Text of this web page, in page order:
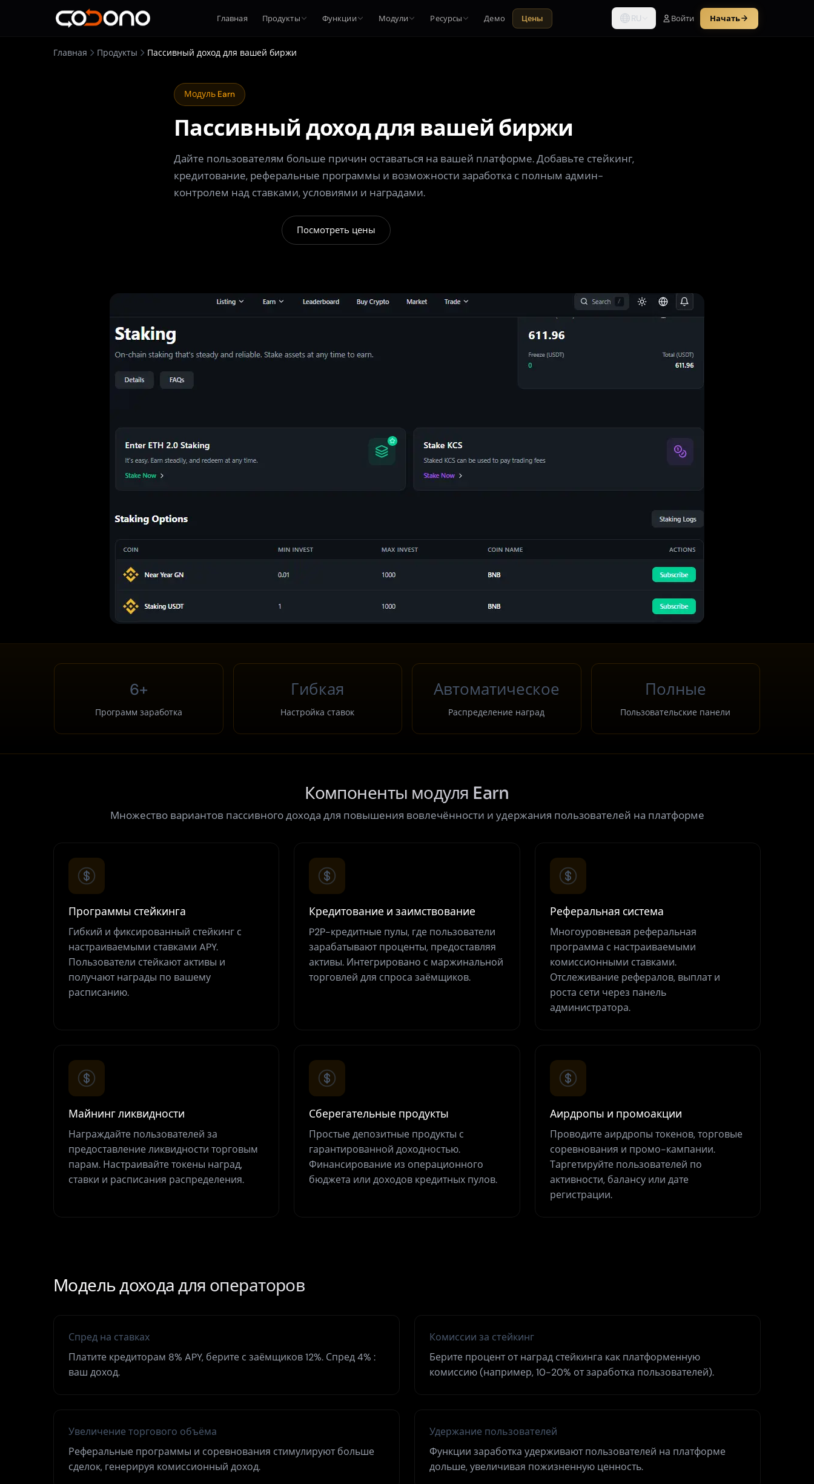
Главная Продукты Функции Модули Ресурсы Демо Цены RU Войти Начать
Главная Продукты Пассивный доход для вашей биржи
Модуль Earn
Пассивный доходдля вашей биржи
Дайте пользователям больше причин оставаться на вашей платформе. Добавьте стейкинг,
кредитование, реферальные программы и возможности заработка с полным админ-
контролем над ставками, условиями и наградами.
Посмотреть цены
6+
Программ заработка
Гибкая
Настройка ставок
Автоматическое
Распределение наград
Полные
Пользовательские панели
Компоненты модуля Earn
Множество вариантов пассивного дохода для повышения вовлечённости и удержания пользователей на платформе
Программы стейкинга
Гибкий и фиксированный стейкинг с
настраиваемыми ставками APY.
Пользователи стейкают активы и
получают награды по вашему
расписанию.
Кредитование и заимствование
P2P-кредитные пулы, где пользователи
зарабатывают проценты, предоставляя
активы. Интегрировано с маржинальной
торговлей для спроса заёмщиков.
Реферальная система
Многоуровневая реферальная
программа с настраиваемыми
комиссионными ставками.
Отслеживание рефералов, выплат и
роста сети через панель
администратора.
Майнинг ликвидности
Награждайте пользователей за
предоставление ликвидности торговым
парам. Настраивайте токены наград,
ставки и расписания распределения.
Сберегательные продукты
Простые депозитные продукты с
гарантированной доходностью.
Финансирование из операционного
бюджета или доходов кредитных пулов.
Аирдропы и промоакции
Проводите аирдропы токенов, торговые
соревнования и промо-кампании.
Таргетируйте пользователей по
активности, балансу или дате
регистрации.
Модель дохода для операторов
Спред на ставках
Платите кредиторам 8% APY, берите с заёмщиков 12%. Спред 4% :
ваш доход.
Комиссии за стейкинг
Берите процент от наград стейкинга как платформенную
комиссию (например, 10-20% от заработка пользователей).
Увеличение торгового объёма
Реферальные программы и соревнования стимулируют больше
сделок, генерируя комиссионный доход.
Удержание пользователей
Функции заработка удерживают пользователей на платформе
дольше, увеличивая пожизненную ценность.